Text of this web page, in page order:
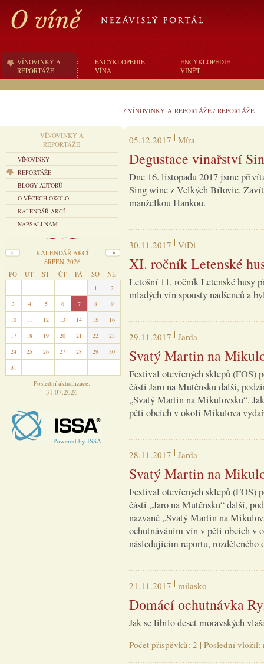
VÍNOVINKY A
REPORTÁŽE
ENCYKLOPEDIE
VÍNA
ENCYKLOPEDIE
VINĚT
/ VÍNOVINKY A REPORTÁŽE / REPORTÁŽE
VÍNOVINKY A
REPORTÁŽE
VÍNOVINKY
REPORTÁŽE
BLOGY AUTORŮ
O VĚCECH OKOLO
KALENDÁŘ AKCÍ
NAPSALI NÁM
KALENDÁŘ AKCÍ
SRPEN 2026
PO
ÚT ST ČT PÁ SO NE
1
2
3
4 5 6 7 8
9
10
11 12 13 14 15
16
17
18 19 20 21 22
23
24
25 26 27 28 29
30
31
Poslední aktualizace:
31.07.2026
Powered by ISSA
05.12.2017 Míra
Degustace vinařství
Dne 16. listopadu 2017 jsme
Sing wine z Velkých Bílovic.
manželkou Hankou.
30.11.2017 ViDi
XI. ročník Letenské
Letošní 11. ročník Letenské husy
mladých vín spousty nadšenců a
29.11.2017 Jarda
Svatý Martin na
Festival otevřených sklepů (FOS)
části Jaro na Mutěnsku další,
„Svatý Martin na Mikulovsku“.
pěti obcích v okolí Mikulova
28.11.2017 Jarda
Svatý Martin na
Festival otevřených sklepů (FOS)
části „Jaro na Mutěnsku“ další,
nazvané „Svatý Martin na
ochutnáváním vín v pěti obcích v
následujícím reportu, rozděleného
21.11.2017 milasko
Domácí ochutnávka
Jak se líbilo deset moravských
Počet příspěvků: 2 | Poslední